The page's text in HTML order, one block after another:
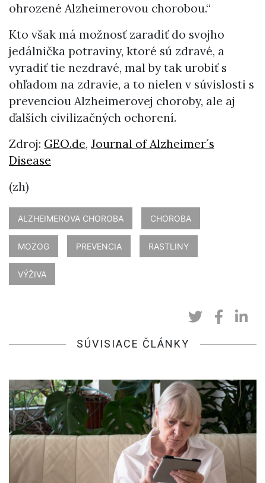
ohrozené Alzheimerovou chorobou.“
Kto však má možnosť zaradiť do svojho
jedálnička potraviny, ktoré sú zdravé, a
vyradiť tie nezdravé, mal by tak urobiť s
ohľadom na zdravie, a to nielen v súvislosti s
prevenciou Alzheimerovej choroby, ale aj
ďalších civilizačných ochorení.
Zdroj: GEO.de, Journal of Alzheimer´s
Disease
(zh)
ALZHEIMEROVA CHOROBA CHOROBA
MOZOG PREVENCIA RASTLINY
VÝŽIVA
SÚVISIACE ČLÁNKY